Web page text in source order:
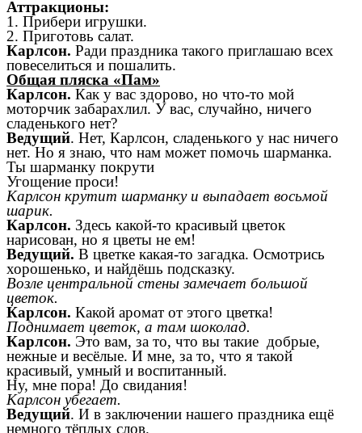
Аттракционы:
1. Прибери игрушки.
2. Приготовь салат.
Карлсон. Ради праздника такого приглашаю всех
повеселиться и пошалить.
Общая пляска «Пам»
Карлсон. Как у вас здорово, но что-то мой
моторчик забарахлил. У вас, случайно, ничего
сладенького нет?
Ведущий. Нет, Карлсон, сладенького у нас ничего
нет. Но я знаю, что нам может помочь шарманка.
Ты шарманку покрути
Угощение проси!
Карлсон крутит шарманку и выпадает восьмой
шарик.
Карлсон. Здесь какой-то красивый цветок
нарисован, но я цветы не ем!
Ведущий. В цветке какая-то загадка. Осмотрись
хорошенько, и найдёшь подсказку.
Возле центральной стены замечает большой
цветок.
Карлсон. Какой аромат от этого цветка!
Поднимает цветок, а там шоколад.
Карлсон. Это вам, за то, что вы такие добрые,
нежные и весёлые. И мне, за то, что я такой
красивый, умный и воспитанный.
Ну, мне пора! До свидания!
Карлсон убегает.
Ведущий. И в заключении нашего праздника ещё
немного тёплых слов.